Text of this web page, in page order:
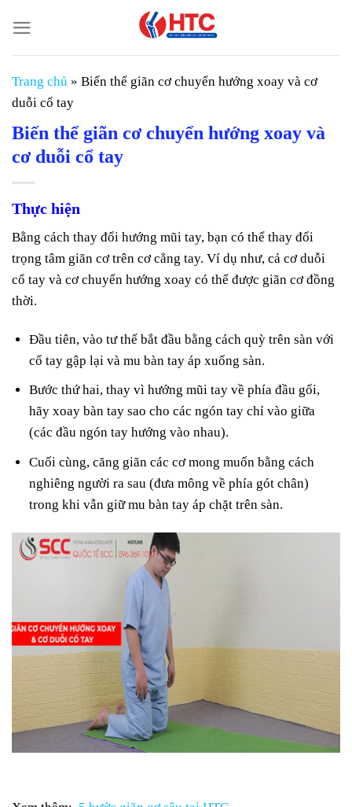
đến
nội
dung
Trang chủ » Biến thể giãn cơ chuyển hướng xoay và cơ
duỗi cổ tay
Biến thể giãn cơ chuyển hướng xoay và
cơ duỗi cổ tay
Thực hiện
Bằng cách thay đổi hướng mũi tay, bạn có thể thay đổi
trọng tâm giãn cơ trên cơ cẳng tay. Ví dụ như, cả cơ duỗi
cổ tay và cơ chuyển hướng xoay có thể được giãn cơ đồng
thời.
Đầu tiên, vào tư thế bắt đầu bằng cách quỳ trên sàn với
cổ tay gập lại và mu bàn tay áp xuống sàn.
Bước thứ hai, thay vì hướng mũi tay về phía đầu gối,
hãy xoay bàn tay sao cho các ngón tay chỉ vào giữa
(các đầu ngón tay hướng vào nhau).
Cuối cùng, căng giãn các cơ mong muốn bằng cách
nghiêng người ra sau (đưa mông về phía gót chân)
trong khi vẫn giữ mu bàn tay áp chặt trên sàn.